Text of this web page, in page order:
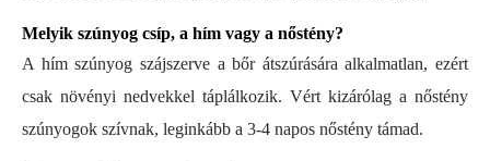
Melyik szúnyog csíp, a hím vagy a nőstény?
A hím szúnyog szájszerve a bőr átszúrására alkalmatlan, ezért
csak növényi nedvekkel táplálkozik. Vért kizárólag a nőstény
szúnyogok szívnak, leginkább a 3-4 napos nőstény támad.